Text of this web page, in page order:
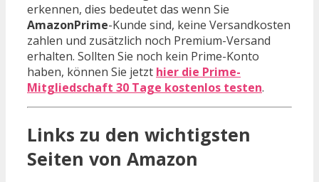
erkennen, dies bedeutet das wenn Sie
AmazonPrime-Kunde sind, keine Versandkosten
zahlen und zusätzlich noch Premium-Versand
erhalten. Sollten Sie noch kein Prime-Konto
haben, können Sie jetzt hier die Prime-
Mitgliedschaft 30 Tage kostenlos testen.
Links zu den wichtigsten
Seiten von Amazon